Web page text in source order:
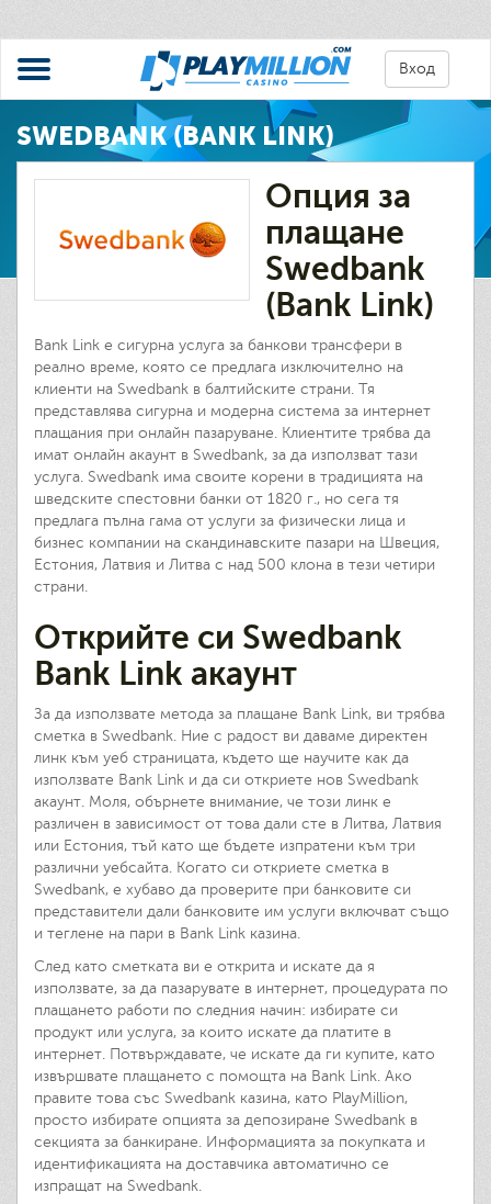
Вход
SWEDBANK (BANK LINK)
Опция за
плащане
Swedbank
(Bank Link)
Bank Link е сигурна услуга за банкови трансфери в
реално време, която се предлага изключително на
клиенти на Swedbank в балтийските страни. Тя
представлява сигурна и модерна система за интернет
плащания при онлайн пазаруване. Клиентите трябва да
имат онлайн акаунт в Swedbank, за да използват тази
услуга. Swedbank има своите корени в традицията на
шведските спестовни банки от 1820 г., но сега тя
предлага пълна гама от услуги за физически лица и
бизнес компании на скандинавските пазари на Швеция,
Естония, Латвия и Литва с над 500 клона в тези четири
страни.
Открийте си Swedbank
Bank Link акаунт
За да използвате метода за плащане Bank Link, ви трябва
сметка в Swedbank. Ние с радост ви даваме директен
линк към уеб страницата, където ще научите как да
използвате Bank Link и да си откриете нов Swedbank
акаунт. Моля, обърнете внимание, че този линк е
различен в зависимост от това дали сте в Литва, Латвия
или Естония, тъй като ще бъдете изпратени към три
различни уебсайта. Когато си откриете сметка в
Swedbank, е хубаво да проверите при банковите си
представители дали банковите им услуги включват също
и теглене на пари в Bank Link казина.
След като сметката ви е открита и искате да я
използвате, за да пазарувате в интернет, процедурата по
плащането работи по следния начин: избирате си
продукт или услуга, за които искате да платите в
интернет. Потвърждавате, че искате да ги купите, като
извършвате плащането с помощта на Bank Link. Ако
правите това със Swedbank казина, като PlayMillion,
просто избирате опцията за депозиране Swedbank в
секцията за банкиране. Информацията за покупката и
идентификацията на доставчика автоматично се
изпращат на Swedbank.